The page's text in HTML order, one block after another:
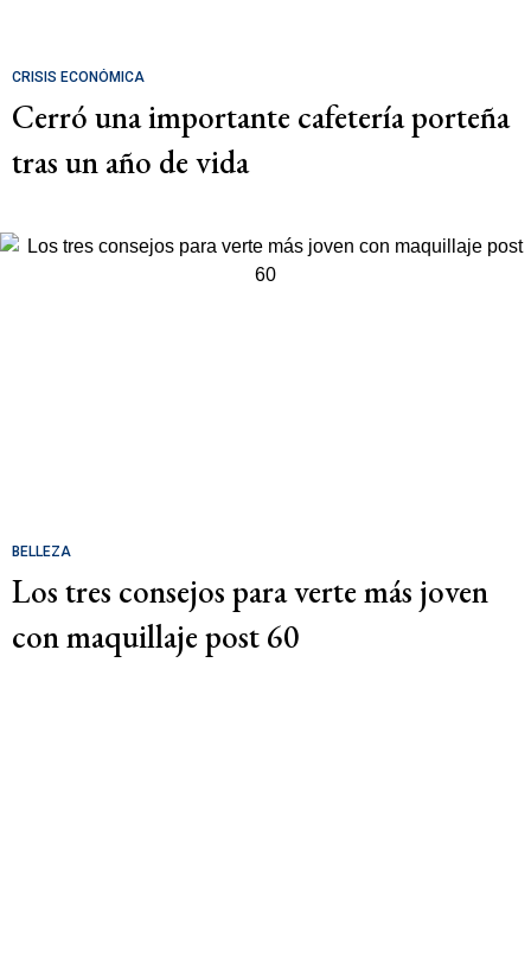
CRISIS ECONÓMICA
Cerró una importante cafetería porteña
tras un año de vida
BELLEZA
Los tres consejos para verte más joven
con maquillaje post 60